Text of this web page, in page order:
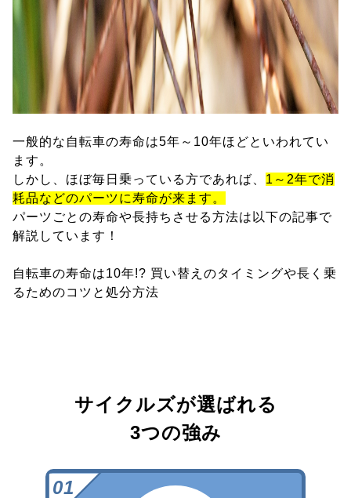
一般的な自転車の寿命は5年～10年ほどといわれてい
ます。
しかし、ほぼ毎日乗っている方であれば、 1～2年で消
耗品などのパーツに寿命が来ます。
パーツごとの寿命や長持ちさせる方法は以下の記事で
解説しています！
自転車の寿命は10年!? 買い替えのタイミングや長く乗
るためのコツと処分方法
サイクルズが選ばれる
3つの強み